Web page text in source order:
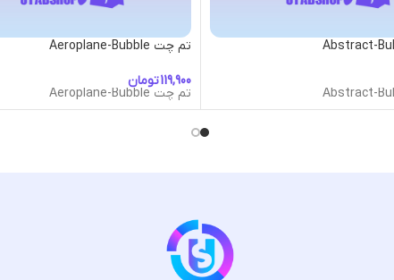
تم چت Aeroplane-Bubble
تومان
تم چت Aeroplane-Bubble